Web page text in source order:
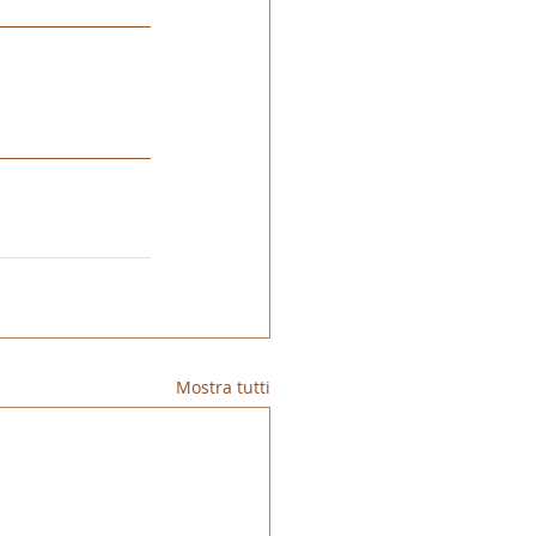
Mostra tutti